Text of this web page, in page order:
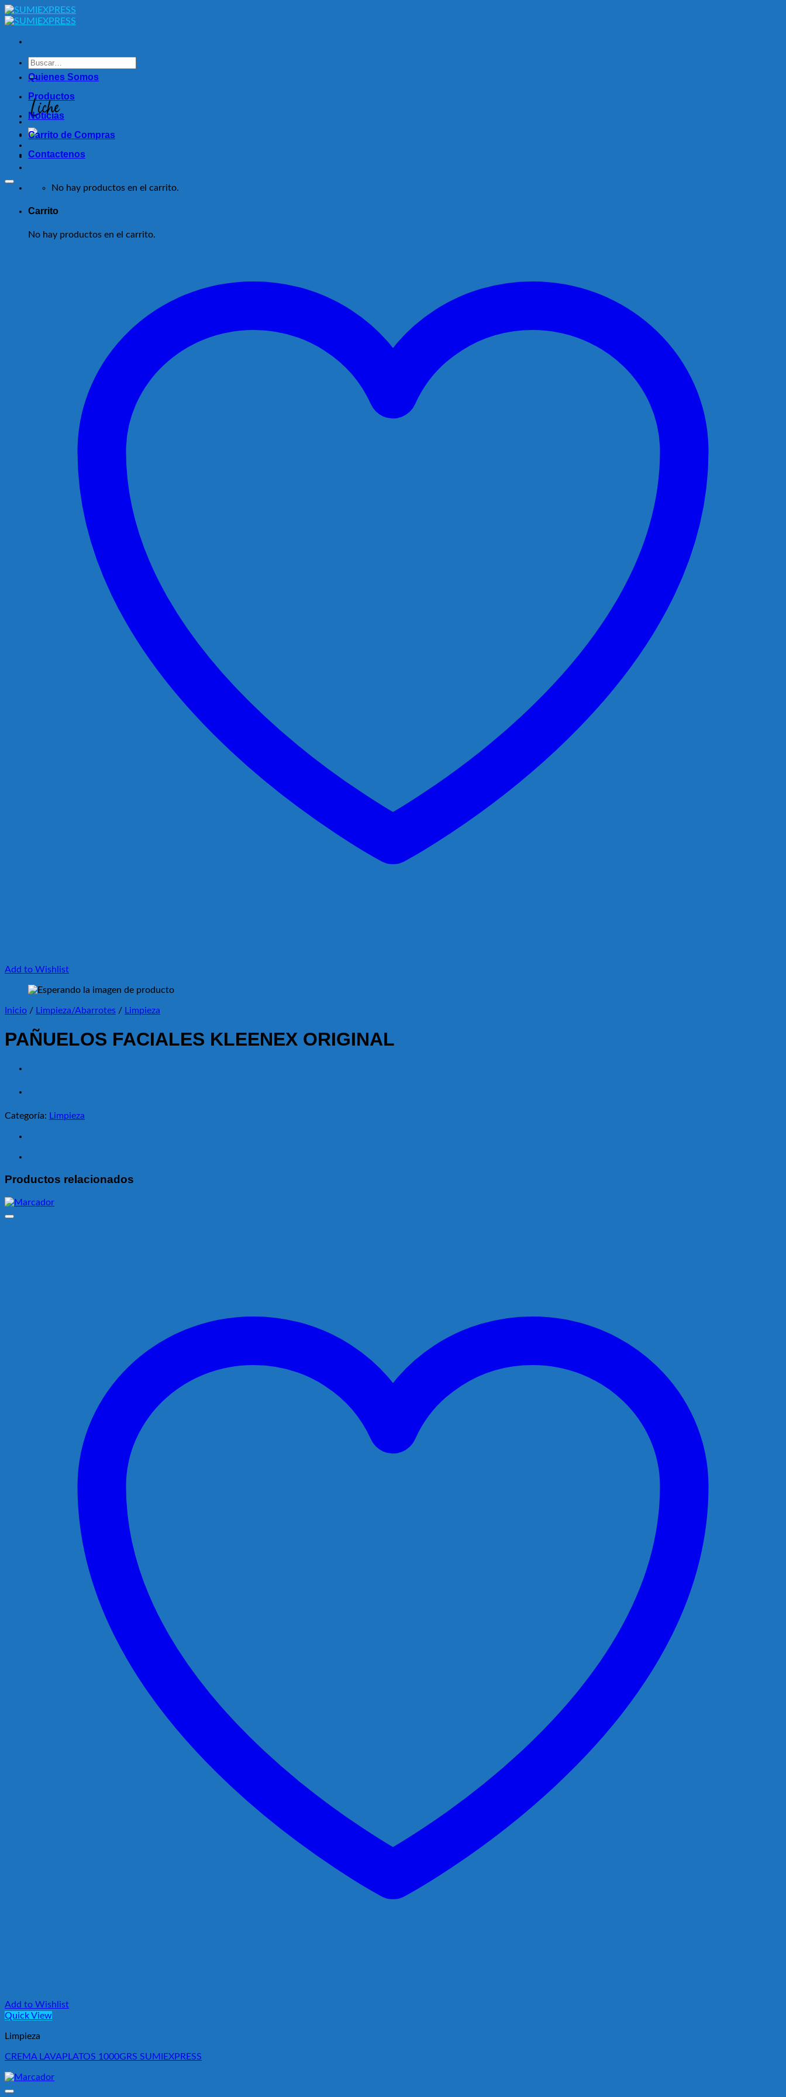
Skip
to
Buscar
por:
No hay productos en el carrito.
Carrito
No hay productos en el carrito.
Quienes Somos
Productos
Noticias
Carrito de Compras
Contactenos
Add to Wishlist
Inicio / Limpieza/Abarrotes / Limpieza
PAÑUELOS FACIALES KLEENEX ORIGINAL
Categoría: Limpieza
Productos relacionados
Add to Wishlist
Quick View
Limpieza
CREMA LAVAPLATOS 1000GRS SUMIEXPRESS